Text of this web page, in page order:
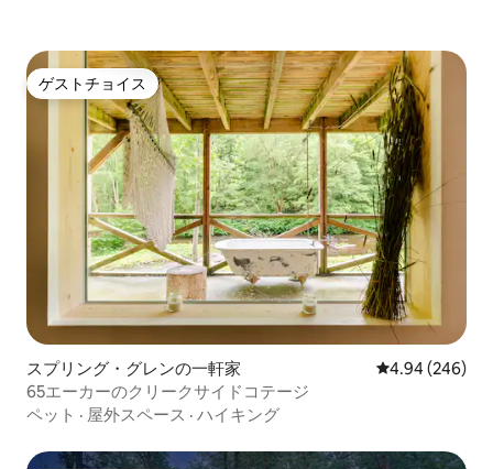
ゲストチョイス
ゲストチョイス
スプリング・グレンの一軒家 レビュー246
4.94 (246)
65エーカーのクリークサイドコテージ
ペット · 屋外スペース · ハイキング